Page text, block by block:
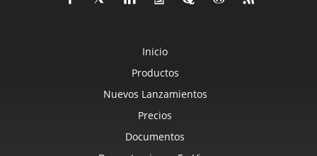
Inicio
Productos
Nuevos Lanzamientos
Precios
Documentos